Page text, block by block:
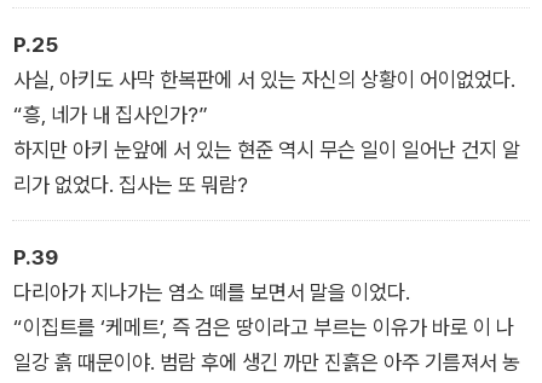
P.25
사실, 아키도 사막 한복판에 서 있는 자신의 상황이 어이없었다.
“흥, 네가 내 집사인가?”
하지만 아키 눈앞에 서 있는 현준 역시 무슨 일이 일어난 건지 알
리가 없었다. 집사는 또 뭐람?
P.39
다리아가 지나가는 염소 떼를 보면서 말을 이었다.
“이집트를 ‘케메트’, 즉 검은 땅이라고 부르는 이유가 바로 이 나
일강 흙 때문이야. 범람 후에 생긴 까만 진흙은 아주 기름져서 농